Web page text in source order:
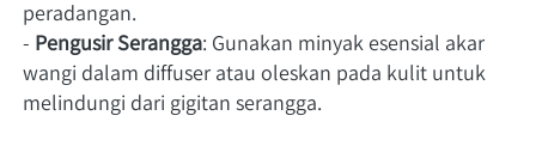
peradangan.
- Pengusir Serangga: Gunakan minyak esensial akar
wangi dalam diffuser atau oleskan pada kulit untuk
melindungi dari gigitan serangga.